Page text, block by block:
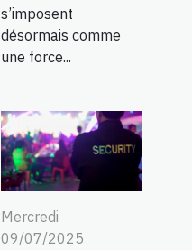
s’imposent
désormais comme
une force...
Mercredi
09/07/2025